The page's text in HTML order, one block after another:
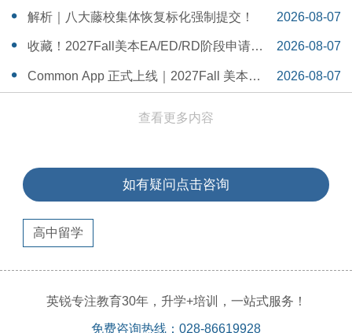
个WSDA冠军少年的成长答案
14:42:48
解析｜八大藤校集体恢复标化强制提交！
2026-08-07
14:26:40
收藏！2027Fall美本EA/ED/RD阶段申请截
止日期汇总！
2026-08-07
14:20:11
Common App 正式上线｜2027Fall 美本申
2026-08-07
查看更多内容
如有疑问点击咨询
高中留学
英锐专注教育30年，升学+培训，一站式服务！
免费咨询热线：028-86619928